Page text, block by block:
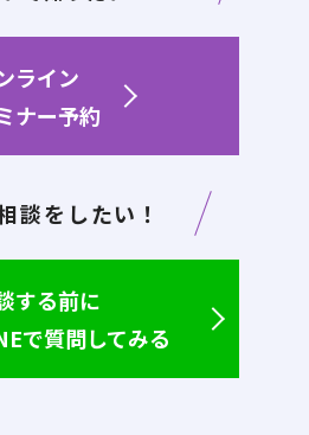
ライン
ナー予約
談をしたい！
する前に
で質問してみる